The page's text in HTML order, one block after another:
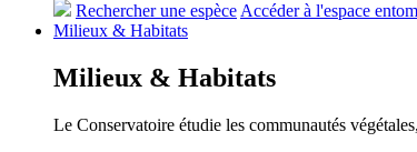
Rechercher une espèce Accéder à l'espace
Milieux & Habitats
Milieux & Habitats
Le Conservatoire étudie les communautés